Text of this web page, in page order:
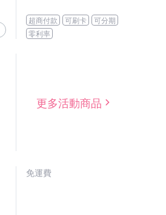
超商付款 可刷卡
可分期
零利率
更多活動商品
免運費